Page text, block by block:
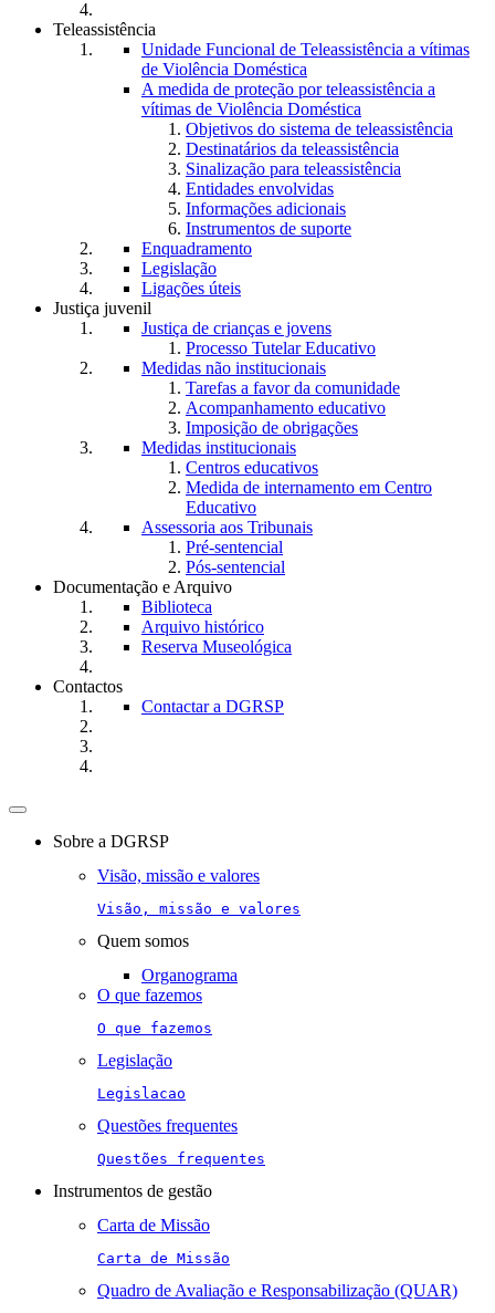
Teleassistência
Unidade Funcional de Teleassistência a vítimas
de Violência Doméstica
A medida de proteção por teleassistência a
vítimas de Violência Doméstica
Objetivos do sistema de teleassistência
Destinatários da teleassistência
Sinalização para teleassistência
Entidades envolvidas
Informações adicionais
Instrumentos de suporte
Enquadramento
Legislação
Ligações úteis
Justiça juvenil
Justiça de crianças e jovens
Processo Tutelar Educativo
Medidas não institucionais
Tarefas a favor da comunidade
Acompanhamento educativo
Imposição de obrigações
Medidas institucionais
Centros educativos
Medida de internamento em Centro
Educativo
Assessoria aos Tribunais
Pré-sentencial
Pós-sentencial
Documentação e Arquivo
Biblioteca
Arquivo histórico
Reserva Museológica
Contactos
Contactar a DGRSP
Toggle
navigationSobre a DGRSP
Visão, missão e valores
Visão, missão e valores
Quem somos
Organograma
O que fazemos
O que fazemos
Legislação
Legislacao
Questões frequentes
Questões frequentes
Instrumentos de gestão
Carta de Missão
Carta de Missão
Quadro de Avaliação e Responsabilização (QUAR)